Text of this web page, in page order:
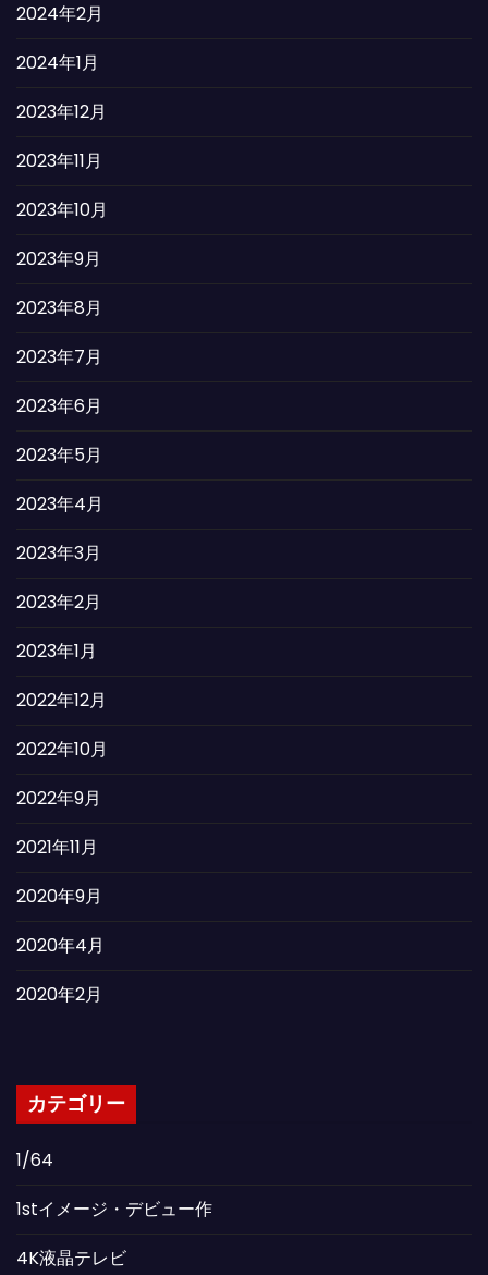
2024年2月
2024年1月
2023年12月
2023年11月
2023年10月
2023年9月
2023年8月
2023年7月
2023年6月
2023年5月
2023年4月
2023年3月
2023年2月
2023年1月
2022年12月
2022年10月
2022年9月
2021年11月
2020年9月
2020年4月
2020年2月
カテゴリー
1/64
1stイメージ・デビュー作
4K液晶テレビ